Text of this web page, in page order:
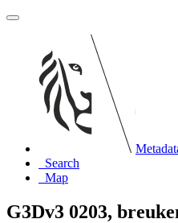
Search
Map
G3Dv3 0203,